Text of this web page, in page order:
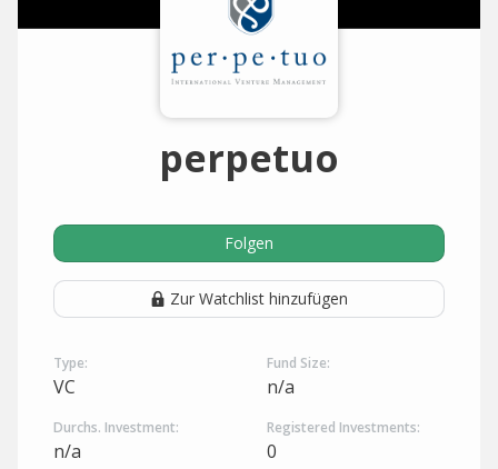
perpetuo
Folgen
Zur Watchlist hinzufügen
Type:
VC
Fund Size:
n/a
Durchs. Investment:
n/a
Registered Investments:
0